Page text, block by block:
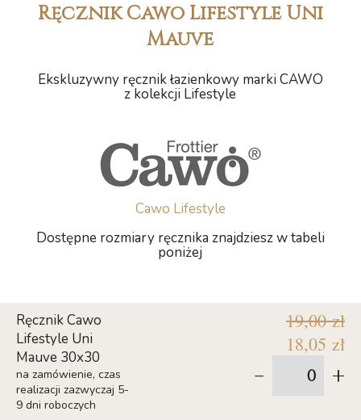
Ręcznik Cawo Lifestyle Uni
Mauve
Ekskluzywny ręcznik łazienkowy marki CAWO
z kolekcji Lifestyle
Cawo Lifestyle
Dostępne rozmiary ręcznika znajdziesz w tabeli
poniżej
Ręcznik Cawo
Lifestyle Uni
Mauve 30x30
na zamówienie, czas
realizacji zazwyczaj 5-
9 dni roboczych
19,00 zł
18,05 zł
- +